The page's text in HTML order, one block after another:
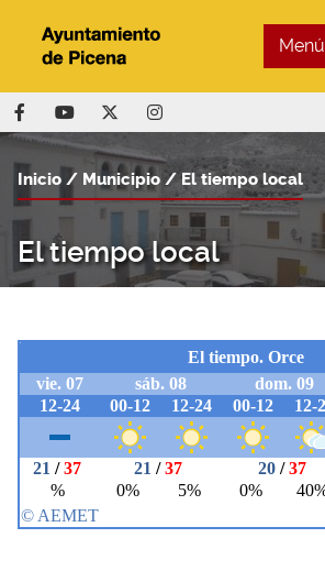
Menú
El tiempo local
Inicio Municipio El tiempo local